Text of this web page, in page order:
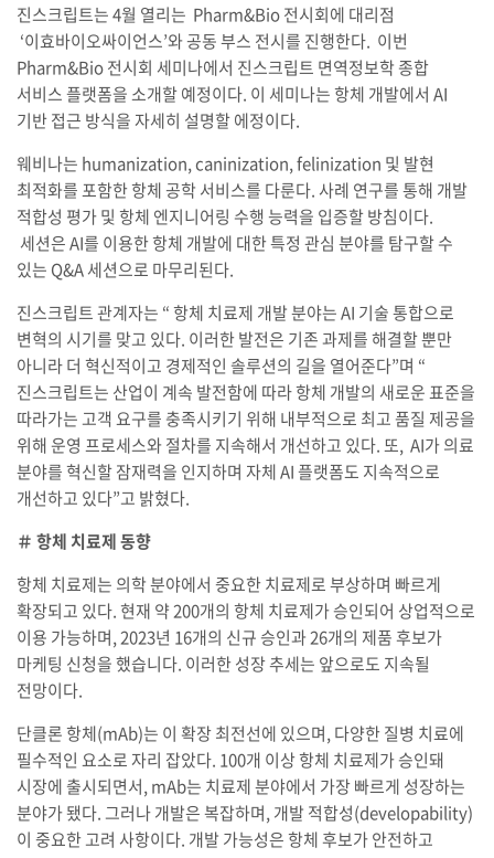
진스크립트는 4월 열리는 Pharm&Bio 전시회에 대리점
‘이효바이오싸이언스’와 공동 부스 전시를 진행한다. 이번
Pharm&Bio 전시회 세미나에서 진스크립트 면역정보학 종합
서비스 플랫폼을 소개할 예정이다. 이 세미나는 항체 개발에서 AI
기반 접근 방식을 자세히 설명할 에정이다.
웨비나는 humanization, caninization, felinization 및 발현
최적화를 포함한 항체 공학 서비스를 다룬다. 사례 연구를 통해 개발
적합성 평가 및 항체 엔지니어링 수행 능력을 입증할 방침이다.
세션은 AI를 이용한 항체 개발에 대한 특정 관심 분야를 탐구할 수
있는 Q&A 세션으로 마무리된다.
진스크립트 관계자는 “ 항체 치료제 개발 분야는 AI 기술 통합으로
변혁의 시기를 맞고 있다. 이러한 발전은 기존 과제를 해결할 뿐만
아니라 더 혁신적이고 경제적인 솔루션의 길을 열어준다”며 “
진스크립트는 산업이 계속 발전함에 따라 항체 개발의 새로운 표준을
따라가는 고객 요구를 충족시키기 위해 내부적으로 최고 품질 제공을
위해 운영 프로세스와 절차를 지속해서 개선하고 있다. 또, AI가 의료
분야를 혁신할 잠재력을 인지하며 자체 AI 플랫폼도 지속적으로
개선하고 있다”고 밝혔다.
＃ 항체 치료제 동향
항체 치료제는 의학 분야에서 중요한 치료제로 부상하며 빠르게
확장되고 있다. 현재 약 200개의 항체 치료제가 승인되어 상업적으로
이용 가능하며, 2023년 16개의 신규 승인과 26개의 제품 후보가
마케팅 신청을 했습니다. 이러한 성장 추세는 앞으로도 지속될
전망이다.
단클론 항체(mAb)는 이 확장 최전선에 있으며, 다양한 질병 치료에
필수적인 요소로 자리 잡았다. 100개 이상 항체 치료제가 승인돼
시장에 출시되면서, mAb는 치료제 분야에서 가장 빠르게 성장하는
분야가 됐다. 그러나 개발은 복잡하며, 개발 적합성(developability)
이 중요한 고려 사항이다. 개발 가능성은 항체 후보가 안전하고